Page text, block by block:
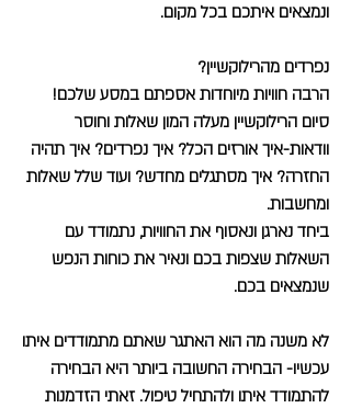
ונמצאים איתכם בכל מקום.
נפרדים מהרילוקשיין?
הרבה חוויות מיוחדות אספתם במסע שלכם!
סיום הרילוקשיין מעלה המון שאלות וחוסר
וודאות-איך אורזים הכל? איך נפרדים? איך תהיה
החזרה? איך מסתגלים מחדש? ועוד שלל שאלות
ומחשבות.
ביחד נארגן ונאסוף את החוויות, נתמודד עם
השאלות שצפות בכם ונאיר את כוחות הנפש
שנמצאים בכם.
לא משנה מה הוא האתגר שאתם מתמודדים איתו
עכשיו- הבחירה החשובה ביותר היא הבחירה
להתמודד איתו ולהתחיל טיפול. זאתי הזדמנות